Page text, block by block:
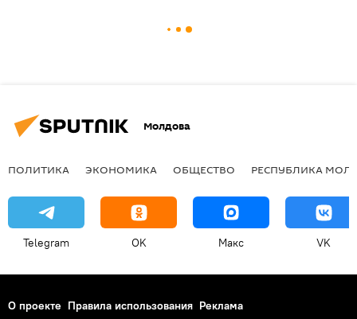
Молдова
ПОЛИТИКА ЭКОНОМИКА ОБЩЕСТВО РЕСПУБЛИКА
Telegram OK Макс VK
О проекте Правила использования Реклама